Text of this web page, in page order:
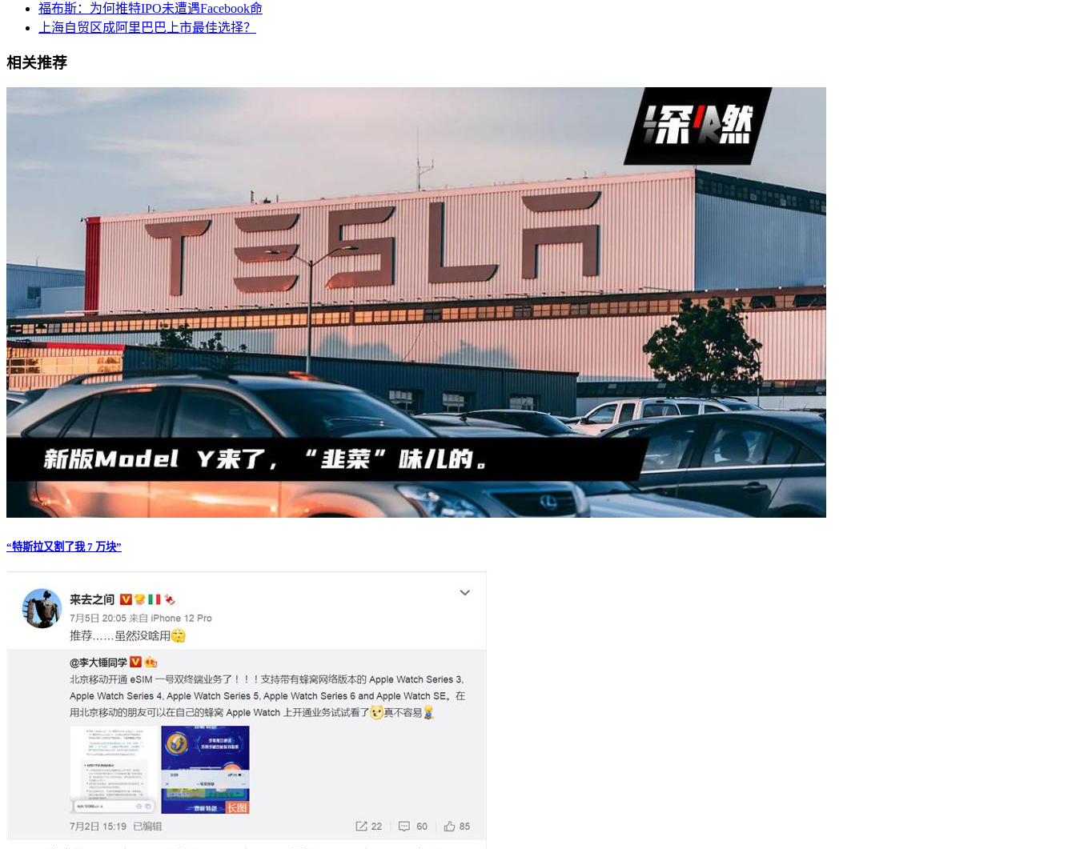
福布斯：为何推特IPO未遭遇Facebook命
上海自贸区成阿里巴巴上市最佳选择？
相关推荐
“特斯拉又割了我 7 万块”